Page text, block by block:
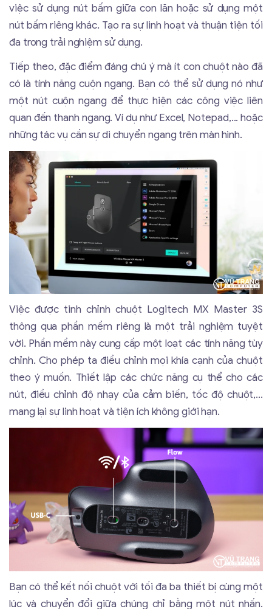
việc sử dụng nút bấm giữa con lăn hoặc sử dụng một
nút bấm riêng khác. Tạo ra sự linh hoạt và thuận tiện tối
đa trong trải nghiệm sử dụng.
Tiếp theo, đặc điểm đáng chú ý mà ít con chuột nào đã
có là tính năng cuộn ngang. Bạn có thể sử dụng nó như
một nút cuộn ngang để thực hiện các công việc liên
quan đến thanh ngang. Ví dụ như Excel, Notepad,... hoặc
những tác vụ cần sự di chuyển ngang trên màn hình.
Việc được tinh chỉnh chuột Logitech MX Master 3S
thông qua phần mềm riêng là một trải nghiệm tuyệt
vời. Phần mềm này cung cấp một loạt các tính năng tùy
chỉnh. Cho phép ta điều chỉnh mọi khía cạnh của chuột
theo ý muốn. Thiết lập các chức năng cụ thể cho các
nút, điều chỉnh độ nhạy của cảm biến, tốc độ chuột,...
mang lại sự linh hoạt và tiện ích không giới hạn.
Bạn có thể kết nối chuột với tối đa ba thiết bị cùng một
lúc và chuyển đổi giữa chúng chỉ bằng một nút nhấn.